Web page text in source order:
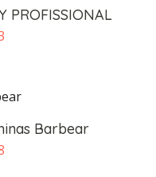
PROFISSIONAL
é:
€4,3. Barbear